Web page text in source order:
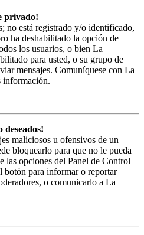
privado!
no está registrado y/o identificado,
ha deshabilitado la opción de
los usuarios, o bien La
para usted, o su grupo de
mensajes. Comuníquese con La
información.
deseados!
maliciosos u ofensivos de un
bloquearlo para que no le pueda
las opciones del Panel de Control
botón para informar o reportar
o comunicarlo a La